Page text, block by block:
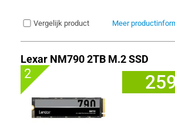
Vergelijk product Meer
Lexar NM790 2TB M.2 SSD
2